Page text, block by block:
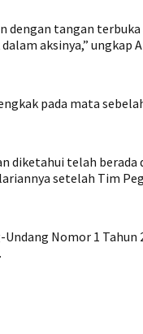
tangan
aksinya,” ungkap
pada mata
diketahui telah
setelah Tim
Nomor 1